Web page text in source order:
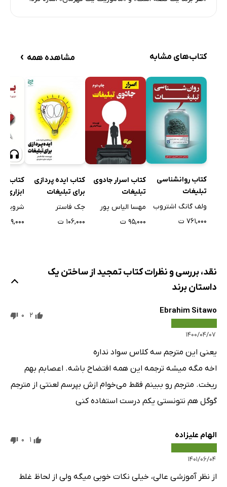
کتاب‌های مشابه مشاهده همه ›
کتاب روانشناسی
تبلیغات
ولف گانگ اشتروب
۷۶۱,۰۰۰ ت
کتاب اسرار جادوی
تبلیغات
مهسا الیاس پور
۹۵,۰۰۰ ت
کتاب ایده پردازی
برای تبلیغات
جک فاستر
۱۰۶,۰۰۰ ت
کتاب
ابزاری
شروین
۱۹۹,۰۰۰ ت
نقد، بررسی و نظرات کتاب تمجید از ساختن یک
داستان برند
Ebrahim Sitawo
۱۴۰۰/۰۴/۰۷
2
0
یعنی این مترجم سه کلاس سواد نداره
اخه مگه میشه ترجمه این همه افتضاح باشه. اعصابم بهم
ریخت. مترجم رو ببینم فقط می‌خوام ازش بپرسم لعنتی از مترجم
گوگل هم نتونستی یکم درست استفاده کنی
الهام علیزاده
۱۴۰۱/۰۶/۰۴
1
0
از نظر آموزشی عالی، خیلی نکات خوبی میگه ولی از لحاظ غلط